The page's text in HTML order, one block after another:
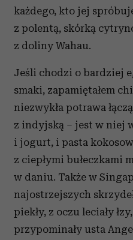
każdego, kto jej
z polentą, skórką
z doliny Wahau.
Jeśli chodzi o bardziej
smaki, zapamiętałem
niezwykła potrawa
z indyjską – jest w niej
i jogurt, i pasta
z ciepłymi bułeczkami
w daniu. Także w
najostrzejszych
piekły, z oczu leciały
przypominały usta